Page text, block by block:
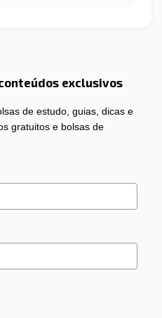
exclusivos
de estudo, guias, dicas e
gratuitos e bolsas de